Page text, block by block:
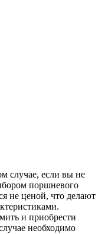
случае, если вы не
поршневого
не ценой, что делают
и приобрести
необходимо